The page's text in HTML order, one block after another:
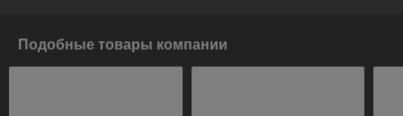
Подобные товары компании